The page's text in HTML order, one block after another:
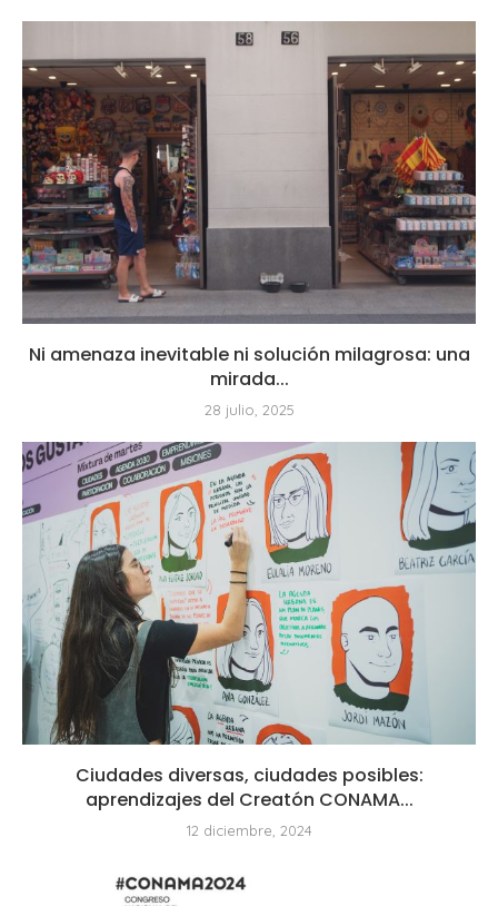
Ni amenaza inevitable ni solución milagrosa: una
mirada...
28 julio, 2025
Ciudades diversas, ciudades posibles:
aprendizajes del Creatón CONAMA...
12 diciembre, 2024